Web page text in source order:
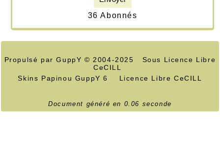
36 Abonnés
Propulsé par GuppY© 2004-2025
Sous Licence Libre
CeCILL
Skins Papinou GuppY 6
Licence Libre CeCILL
Document généré en 0.06 seconde